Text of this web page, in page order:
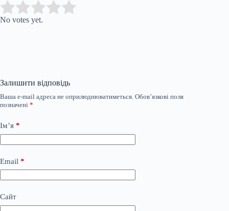
Rate this item:
No votes yet.
Залишити відповідь
Ваша e-mail адреса не оприлюднюватиметься. Обов’язкові поля
позначені *
Ім’я *
Email *
Сайт